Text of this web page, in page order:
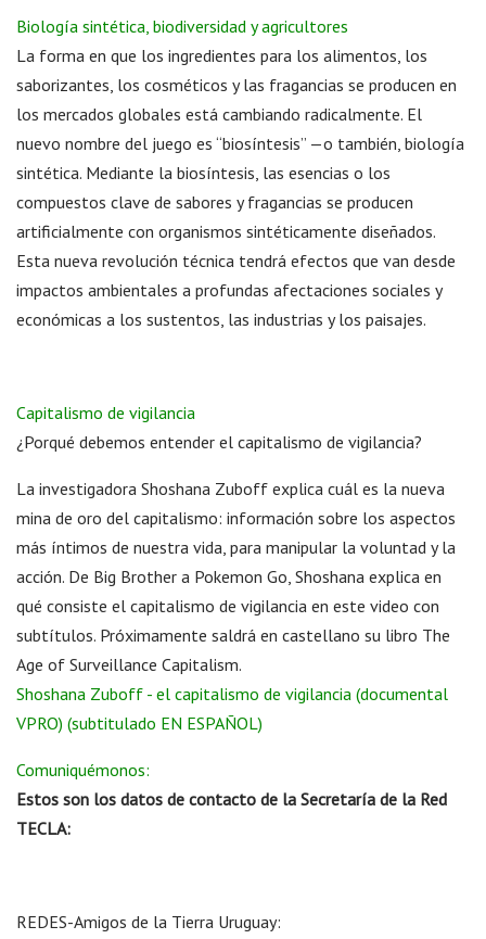
Biología sintética, biodiversidad y agricultores
La forma en que los ingredientes para los alimentos, los
saborizantes, los cosméticos y las fragancias se producen en
los mercados globales está cambiando radicalmente. El
nuevo nombre del juego es “biosíntesis” —o también, biología
sintética. Mediante la biosíntesis, las esencias o los
compuestos clave de sabores y fragancias se producen
artificialmente con organismos sintéticamente diseñados.
Esta nueva revolución técnica tendrá efectos que van desde
impactos ambientales a profundas afectaciones sociales y
económicas a los sustentos, las industrias y los paisajes.
Capitalismo de vigilancia
¿Porqué debemos entender el capitalismo de vigilancia?
La investigadora Shoshana Zuboff explica cuál es la nueva
mina de oro del capitalismo: información sobre los aspectos
más íntimos de nuestra vida, para manipular la voluntad y la
acción. De Big Brother a Pokemon Go, Shoshana explica en
qué consiste el ​capitalismo de vigilancia​ en este video con
subtítulos. Próximamente saldrá en castellano su libro ​The
Age of Surveillance Capitalism​.
Shoshana Zuboff - el capitalismo de vigilancia (documental
VPRO) (subtitulado EN ESPAÑOL)
Comuniquémonos:
Estos son los datos de contacto de la Secretaría de la Red
TECLA:
REDES-Amigos de la Tierra Uruguay: